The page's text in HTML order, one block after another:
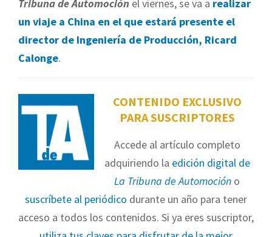
Tribuna de Automoción el viernes, se va a realizar
un viaje a China en el que estará presente el
director de Ingeniería de Producción, Ricard
Calonge.
CONTENIDO EXCLUSIVO
PARA SUSCRIPTORES
Accede al artículo completo
adquiriendo la edición digital de
La Tribuna de Automoción o
suscríbete al periódico durante un año para tener
acceso a todos los contenidos. Si ya eres suscriptor,